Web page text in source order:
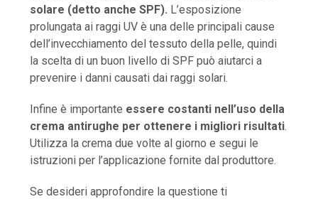
solare (detto anche SPF). L’esposizione
prolungata ai raggi UV è una delle principali cause
dell’invecchiamento del tessuto della pelle, quindi
la scelta di un buon livello di SPF può aiutarci a
prevenire i danni causati dai raggi solari.
Infine è importante essere costanti nell’uso della
crema antirughe per ottenere i migliori risultati.
Utilizza la crema due volte al giorno e segui le
istruzioni per l’applicazione fornite dal produttore.
Se desideri approfondire la questione ti